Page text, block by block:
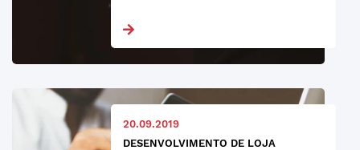
20.09.2019
DESENVOLVIMENTO DE LOJA